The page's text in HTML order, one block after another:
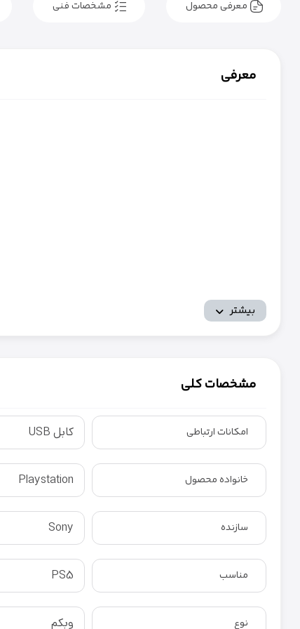
معرفی محصول مشخصات فنی
معرفی
بیشتر
مشخصات کلی
امکانات ارتباطی کابل USB
خانواده محصول Playstation
سازنده Sony
مناسب PS5
نوع وبکم